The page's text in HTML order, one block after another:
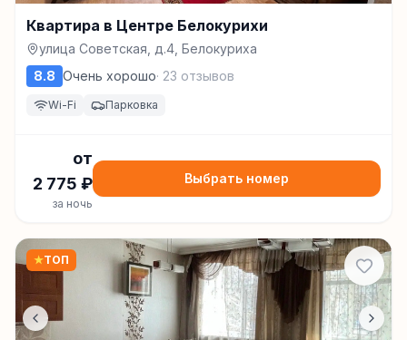
Квартира в Центре Белокурихи
улица Советская, д.4, Белокуриха
8.8 Очень хорошо· 23 отзывов
Wi-Fi Парковка
от
2 775 ₽
за ночь
Выбрать номер
★ТОП